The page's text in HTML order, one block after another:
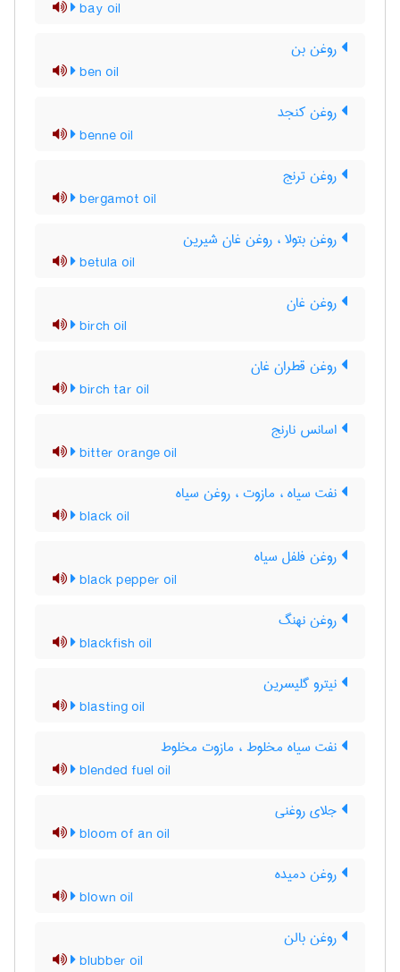
bay oil
روغن بن
ben oil
روغن کنجد
benne oil
روغن ترنج
bergamot oil
روغن بتولا ، روغن غان شیرین
betula oil
روغن غان
birch oil
روغن قطران غان
birch tar oil
اسانس نارنج
bitter orange oil
نفت سیاه ، مازوت ، روغن سیاه
black oil
روغن فلفل سیاه
black pepper oil
روغن نهنگ
blackfish oil
نیترو گلیسرین
blasting oil
نفت سیاه مخلوط ، مازوت مخلوط
blended fuel oil
جلای روغنی
bloom of an oil
روغن دمیده
blown oil
روغن بالن
blubber oil